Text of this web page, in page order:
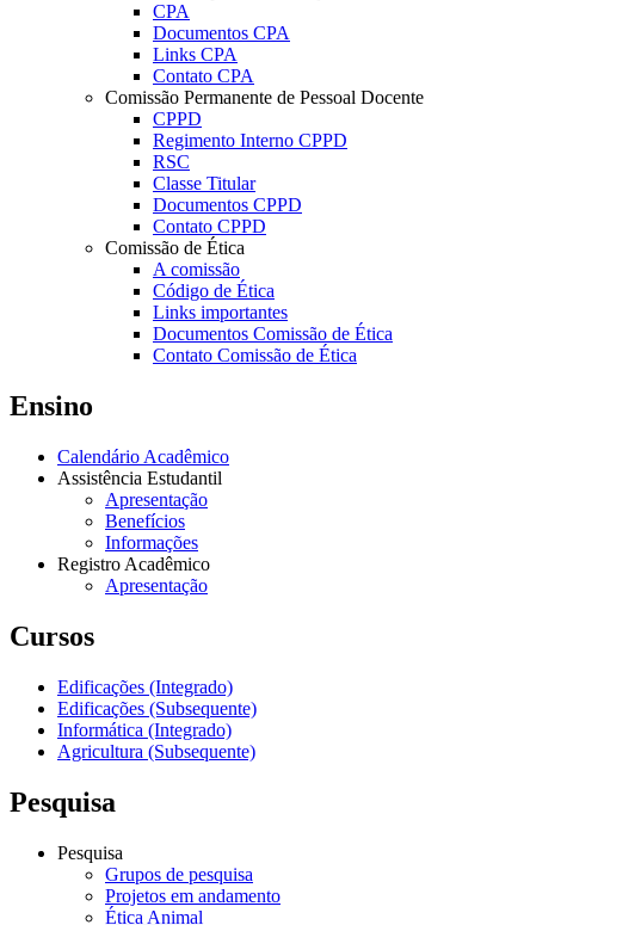
CPA
Documentos CPA
Links CPA
Contato CPA
Comissão Permanente de Pessoal Docente
CPPD
Regimento Interno CPPD
RSC
Classe Titular
Documentos CPPD
Contato CPPD
Comissão de Ética
A comissão
Código de Ética
Links importantes
Documentos Comissão de Ética
Contato Comissão de Ética
Ensino
Calendário Acadêmico
Assistência Estudantil
Apresentação
Benefícios
Informações
Registro Acadêmico
Apresentação
Cursos
Edificações (Integrado)
Edificações (Subsequente)
Informática (Integrado)
Agricultura (Subsequente)
Pesquisa
Pesquisa
Grupos de pesquisa
Projetos em andamento
Ética Animal